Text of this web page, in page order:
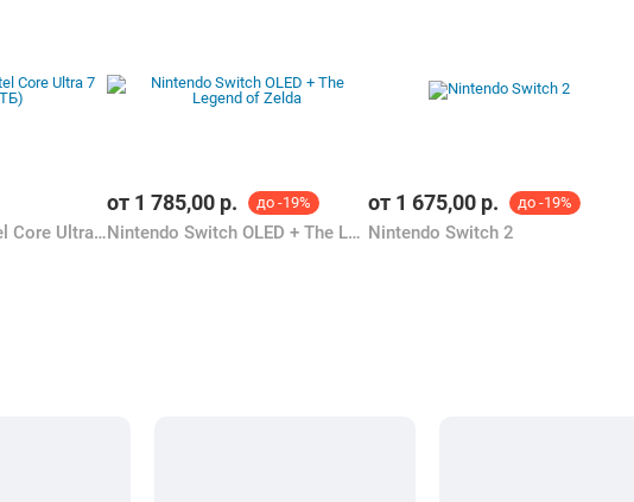
MSI Claw A1M (Intel Core Ultra 7 155H, 1ТБ)
от 1 785,00 р. до -19%
Nintendo Switch OLED + The Legend of Zelda
от 1 675,00 р. до -19%
Nintendo Switch 2